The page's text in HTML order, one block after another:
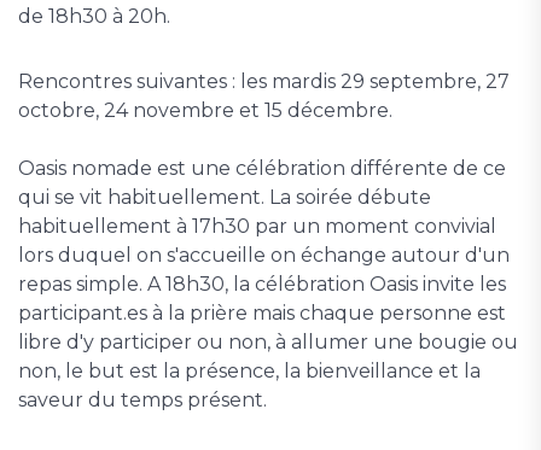
de 18h30 à 20h.
Rencontres suivantes : les mardis 29 septembre, 27
octobre, 24 novembre et 15 décembre.
Oasis nomade est une célébration différente de ce
qui se vit habituellement. La soirée débute
habituellement à 17h30 par un moment convivial
lors duquel on s'accueille on échange autour d'un
repas simple. A 18h30, la célébration Oasis invite les
participant.es à la prière mais chaque personne est
libre d'y participer ou non, à allumer une bougie ou
non, le but est la présence, la bienveillance et la
saveur du temps présent.